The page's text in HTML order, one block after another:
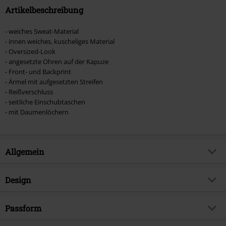
Artikelbeschreibung
- weiches Sweat-Material
- innen weiches, kuscheliges Material
- Oversized-Look
- angesetzte Ohren auf der Kapuze
- Front- und Backprint
- Ärmel mit aufgesetzten Streifen
- Reißverschluss
- seitliche Einschubtaschen
- mit Daumenlöchern
Allgemein
Artikelnummer:
Brand
Design
Produkt-Typ
Passform